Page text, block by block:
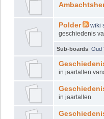
Polder wiki
geschiedenis
Sub-boards: Oud
in jaartallen
in jaartallen